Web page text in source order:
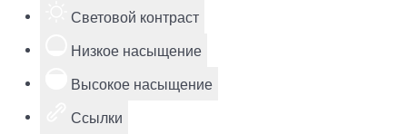
Световой контраст
Низкое насыщение
Высокое насыщение
Ссылки